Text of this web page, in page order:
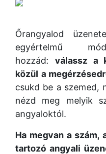
Őrangyalod
egyértelmű
hozzád: válassz a
közül a
csukd be a szemed,
nézd meg melyik
angyaloktól.
Ha megvan a szám,
tartozó angyali